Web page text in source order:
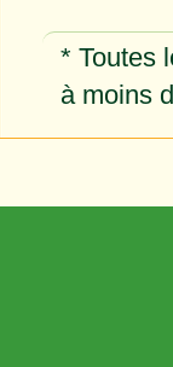
* Toutes
à moins